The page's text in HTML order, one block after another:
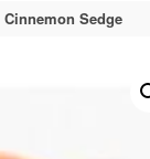
Cinnemon Sedge